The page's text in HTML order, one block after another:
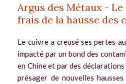
Argus des Métaux - Le
frais de la hausse des
Le cuivre a creusé ses pertes au
impacté par un bond des
en Chine et par des déclarations
présager de nouvelles hausses